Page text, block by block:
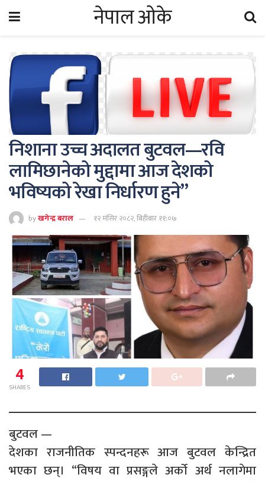
नेपाल ओके
निशाना उच्च अदालत बुटवल—रवि
लामिछानेको मुद्दामा आज देशको
भविष्यको रेखा निर्धारण हुने”
byखगेन्द्र बराल १२ मंसिर २०८२, बिहीबार ११:०७
4
SHARES
बुटवल —
देशका राजनीतिक स्पन्दनहरू आज बुटवल केन्द्रित
भएका छन्। “विषय वा प्रसङ्गले अर्को अर्थ नलागेमा